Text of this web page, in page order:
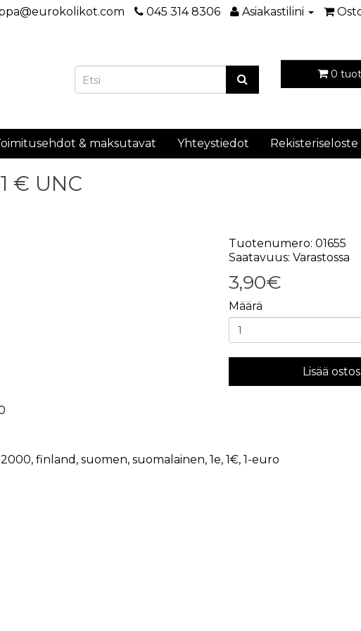
045 314 8306 Asiakastilini
0
& maksutavat Yhteystiedot Rekisteriseloste
€ UNC
Tuotenumero: 01655
Saatavuus: Varastossa
3,90€
Määrä
Lisää
2000, finland , suomen, suomalainen, 1e, 1€, 1-euro